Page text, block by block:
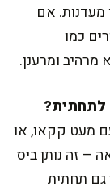
מעדנות. אם
כמו
ומרענן.
מעט קקאו, או
– זה נותן ביס
גם תחתית